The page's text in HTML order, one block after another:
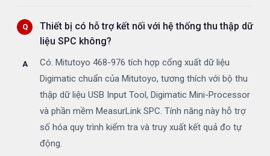
Thiết bị có hỗ trợ kết nối với hệ thống thu thập dữ
liệu SPC không?
Có. Mitutoyo 468-976 tích hợp cổng xuất dữ liệu
Digimatic chuẩn của Mitutoyo, tương thích với bộ thu
thập dữ liệu USB Input Tool, Digimatic Mini-Processor
và phần mềm MeasurLink SPC. Tính năng này hỗ trợ
số hóa quy trình kiểm tra và truy xuất kết quả đo tự
động.